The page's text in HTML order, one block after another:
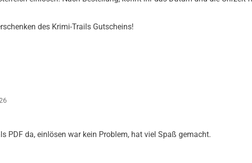
des Krimi-Trails Gutscheins!
PDF da, einlösen war kein Problem, hat viel Spaß gemacht.